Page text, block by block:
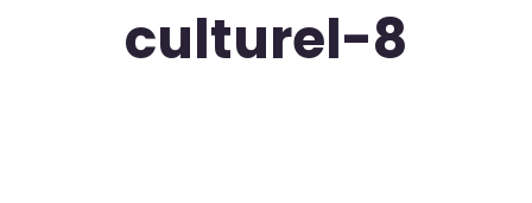
culturel-8